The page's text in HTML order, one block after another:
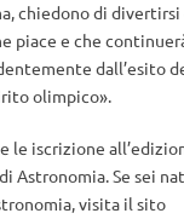
chiedono di
piace e che
dall’esito
olimpico».
le iscrizione
Astronomia. Se sei
visita il sito